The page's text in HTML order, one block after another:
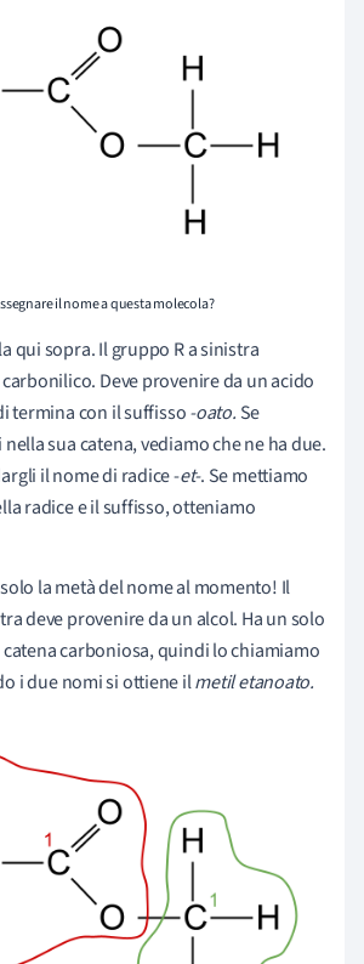
il nome a questa molecola?
qui sopra. Il gruppo R a sinistra
Deve provenire da un acido
termina con il suffisso-oato. Se
sua catena, vediamo che ne ha due.
il nome di radice -et-. Se mettiamo
radice e il suffisso, otteniamo
la metà del nome al momento! Il
deve provenire da un alcol. Ha un solo
carboniosa, quindi lo chiamiamo
i due nomi si ottiene ilmetil etanoato.